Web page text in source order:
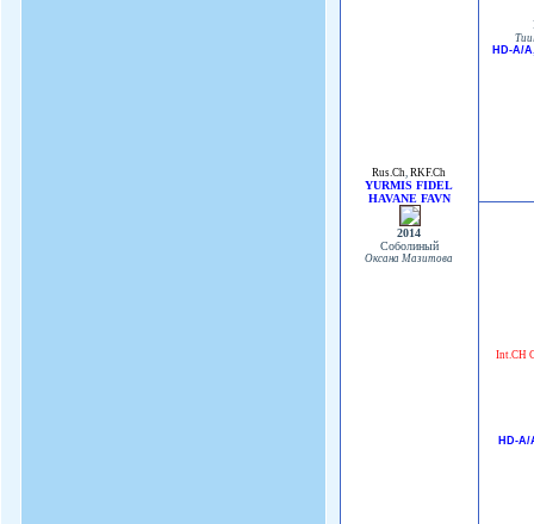
Rus.Ch,RKF.Ch
YURMIS FIDEL
HAVANE FAVN
2014
Соболиный
Оксана Мазитова
HD-A/
Int.CH
HD-